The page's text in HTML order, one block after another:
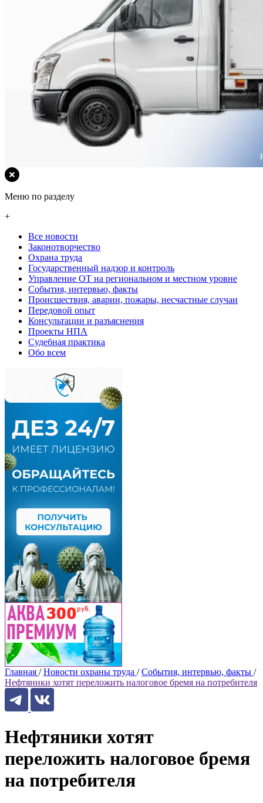
Меню по разделу
+
Все новости
Законотворчество
Охрана труда
Государственный надзор и контроль
Управление ОТ на региональном и местном уровне
События, интервью, факты
Происшествия, аварии, пожары, несчастные случаи
Передовой опыт
Консультации и разъяснения
Проекты НПА
Судебная практика
Обо всем
Главная / Новости охраны труда / События, интервью, факты /
Нефтяники хотят переложить налоговое бремя на потребителя
Нефтяники хотят
переложить налоговое бремя
на потребителя